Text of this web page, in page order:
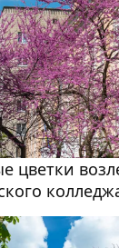
цветки